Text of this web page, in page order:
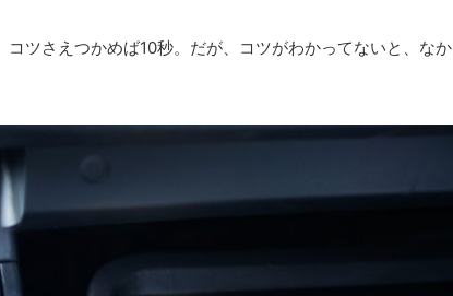
ツさえつかめば10秒。だが、コツがわかってないと、なか